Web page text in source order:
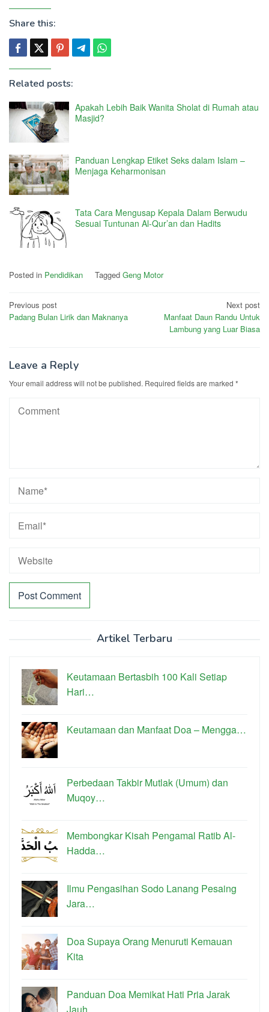
Share this:
Related posts:
Apakah Lebih Baik Wanita Sholat di Rumah atau
Masjid?
Panduan Lengkap Etiket Seks dalam Islam –
Menjaga Keharmonisan
Tata Cara Mengusap Kepala Dalam Berwudu
Sesuai Tuntunan Al-Qur’an dan Hadits
Posted in Pendidikan Tagged Geng Motor
Post
navigation
Previous post
Padang Bulan Lirik dan Maknanya
Next post
Manfaat Daun Randu Untuk
Lambung yang Luar Biasa
Leave a Reply
Your email address will not be published. Required fields are marked *
Artikel Terbaru
Keutamaan Bertasbih 100 Kali Setiap
Hari…
Keutamaan dan Manfaat Doa – Mengga…
Perbedaan Takbir Mutlak (Umum) dan
Muqoy…
Membongkar Kisah Pengamal Ratib Al-
Hadda…
Ilmu Pengasihan Sodo Lanang Pesaing
Jara…
Doa Supaya Orang Menuruti Kemauan
Kita
Panduan Doa Memikat Hati Pria Jarak